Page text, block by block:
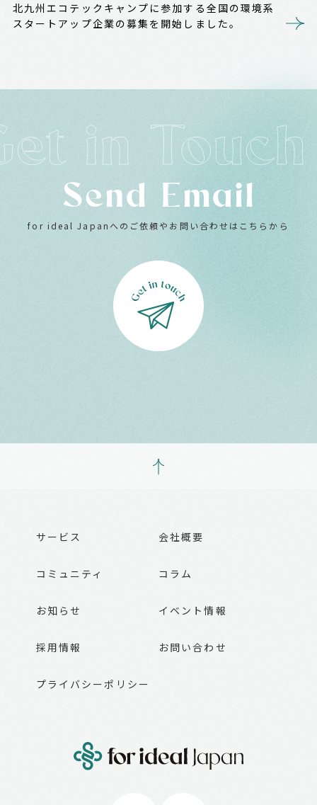
北九州エコテックキャンプに参加する全国の環境系
スタートアップ企業の募集を開始しました。
Send Email
for ideal Japanへのご依頼やお問い合わせはこちらから
サービス 会社概要
コミュニティ コラム
お知らせ イベント情報
採用情報 お問い合わせ
プライバシーポリシー